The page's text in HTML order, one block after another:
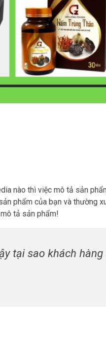
nào thì việc mô tả sản
phẩm của bạn và thường
tả sản phẩm!
tại sao khách